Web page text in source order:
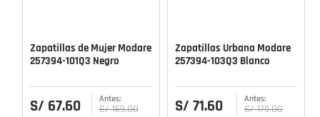
Zapatillas de Mujer Modare
257394-101Q3 Negro
S/ 67.60 S/ 169.00
Zapatillas Urbana Modare
257394-103Q3 Blanco
S/ 71.60 S/ 179.00